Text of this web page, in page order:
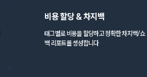
비용 할당 & 차지백
태그별로 비용을 할당하고 정확한 차지백/쇼
백 리포트를 생성합니다